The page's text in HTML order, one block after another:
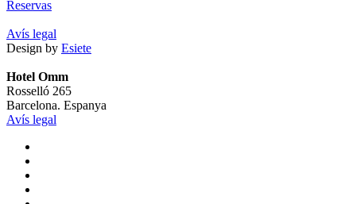
Reservas
Avís legal
Design by Esiete
Hotel Omm
Rosselló 265
Barcelona. Espanya
Avís legal